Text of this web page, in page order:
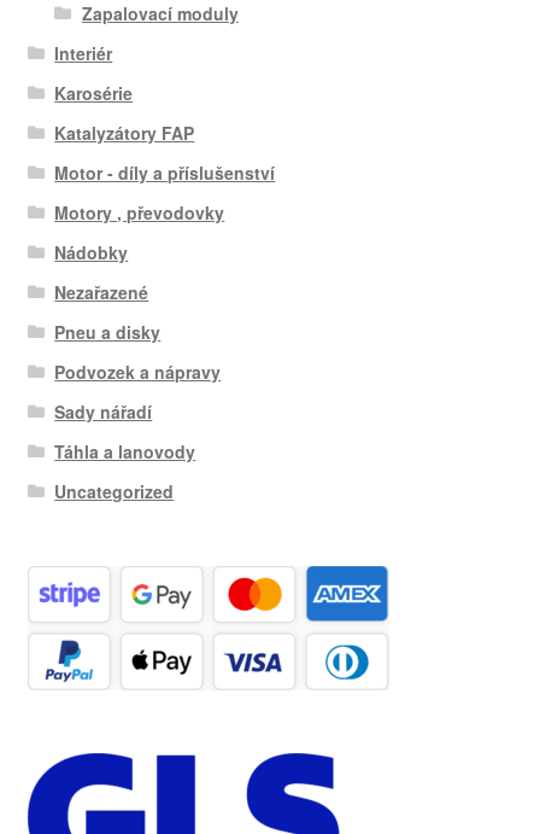
Zapalovací moduly
Interiér
Karosérie
Katalyzátory FAP
Motor - díly a příslušenství
Motory , převodovky
Nádobky
Nezařazené
Pneu a disky
Podvozek a nápravy
Sady nářadí
Táhla a lanovody
Uncategorized